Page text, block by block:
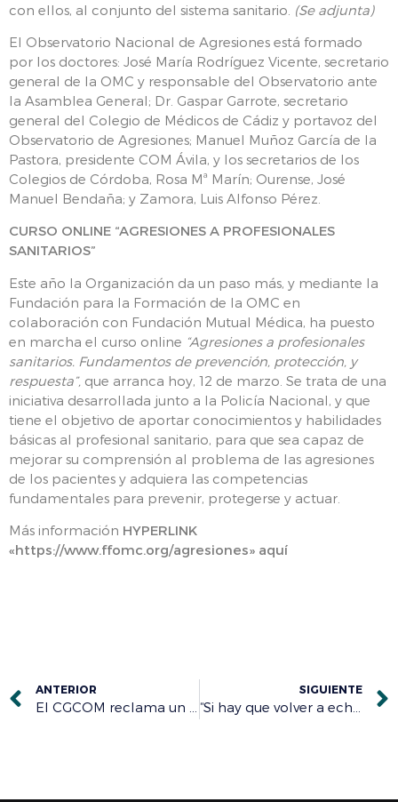
con ellos, al conjunto del sistema sanitario. (Se adjunta)
El Observatorio Nacional de Agresiones está formado
por los doctores: José María Rodríguez Vicente, secretario
general de la OMC y responsable del Observatorio ante
la Asamblea General; Dr. Gaspar Garrote, secretario
general del Colegio de Médicos de Cádiz y portavoz del
Observatorio de Agresiones; Manuel Muñoz García de la
Pastora, presidente COM Ávila, y los secretarios de los
Colegios de Córdoba, Rosa Mª Marín; Ourense, José
Manuel Bendaña; y Zamora, Luis Alfonso Pérez.
CURSO ONLINE “AGRESIONES A PROFESIONALES
SANITARIOS”
Este año la Organización da un paso más, y mediante la
Fundación para la Formación de la OMC en
colaboración con Fundación Mutual Médica, ha puesto
en marcha el curso online “Agresiones a profesionales
sanitarios. Fundamentos de prevención, protección, y
respuesta”, que arranca hoy, 12 de marzo. Se trata de una
iniciativa desarrollada junto a la Policía Nacional, y que
tiene el objetivo de aportar conocimientos y habilidades
básicas al profesional sanitario, para que sea capaz de
mejorar su comprensión al problema de las agresiones
de los pacientes y adquiera las competencias
fundamentales para prevenir, protegerse y actuar.
Más información HYPERLINK
«https://www.ffomc.org/agresiones» aquí
ANTERIOR SIGUIENTE